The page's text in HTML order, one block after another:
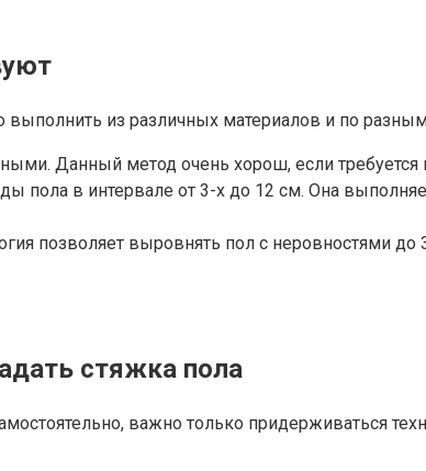
из различных материалов и по
Данный метод очень хорош, если
пола в интервале от 3-х до 12 см. Она
позволяет выровнять пол с неровностями
стяжка пола
важно только придерживаться